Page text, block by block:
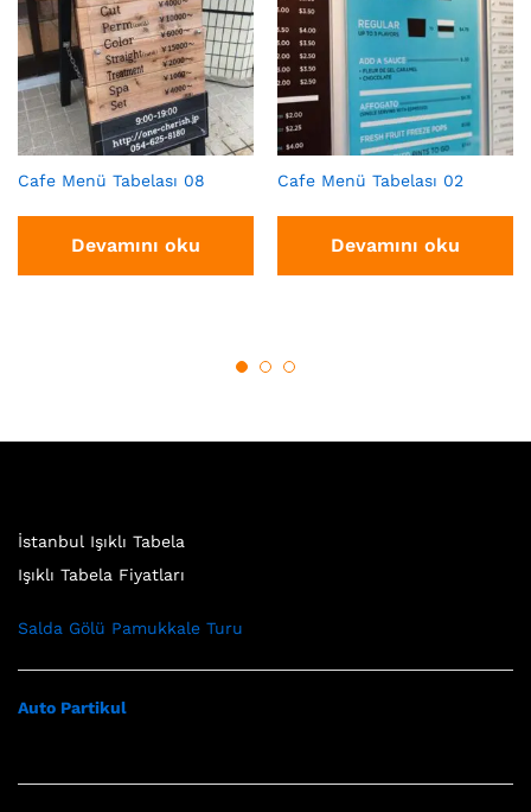
Cafe Menü Tabelası 08
Devamını oku
Cafe Menü Tabelası 02
Devamını oku
İstanbul Işıklı Tabela
Işıklı Tabela Fiyatları
Salda Gölü Pamukkale Turu
Auto Partikul